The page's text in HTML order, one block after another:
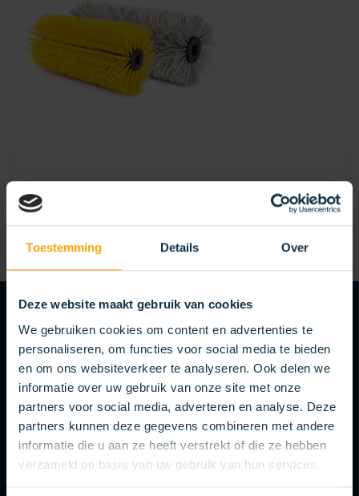
Toestemming Details Over
Deze website maakt gebruik van cookies
We gebruiken cookies om content en advertenties te
personaliseren, om functies voor social media te bieden
en om ons websiteverkeer te analyseren. Ook delen we
informatie over uw gebruik van onze site met onze
partners voor social media, adverteren en analyse. Deze
partners kunnen deze gegevens combineren met andere
informatie die u aan ze heeft verstrekt of die ze hebben
verzameld op basis van uw gebruik van hun services.
RELEVANTEPRODUKTE
KOTI hat die gesamte Produktion im Haus, unterstützt von
einem modernen Maschinenpark. Dadurch können wir den
gesamten Prozess selbst verwalten, von der Beratung bis zur
Nachbetreuung. So haben Sie immer direkten Kontakt zur
Quelle, was schnelle Kommunikation, Flexibilität und